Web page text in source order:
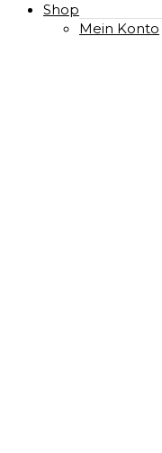
Shop
Mein Konto